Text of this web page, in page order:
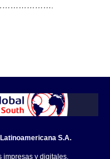
S.A.
impresas y digitales.